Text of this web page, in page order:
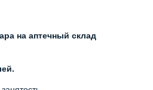
на аптечный склад